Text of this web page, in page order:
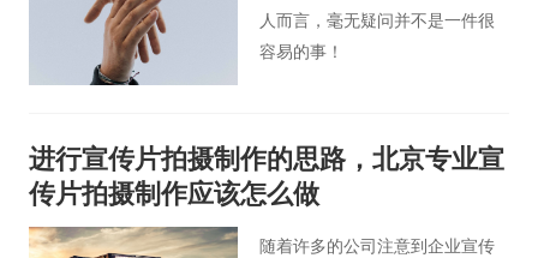
人而言，毫无疑问并不是一件很
容易的事！
进行宣传片拍摄制作的思路，北京专业宣
传片拍摄制作应该怎么做
随着许多的公司注意到企业宣传